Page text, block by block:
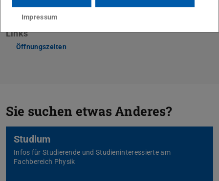
Links
Öffnungszeiten
Sie suchen etwas Anderes?
Studium
Infos für Studierende und Studieninteressierte am
Fachbereich Physik
Impressum